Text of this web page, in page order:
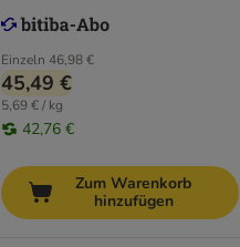
Einzeln 46,98 €
45,49 €
5,69 € / kg
42,76 €
Zum Warenkorb
hinzufügen